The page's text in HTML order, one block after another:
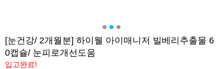
[눈건강/ 2개월분] 하이웰 아이매니저 빌베리추출물 6
0캡슐/ 눈피로개선도움
입고완료!